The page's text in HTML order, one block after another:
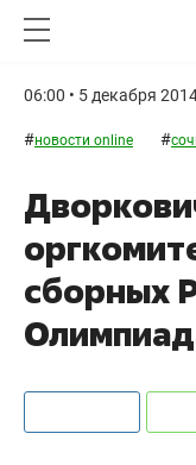
06:00 • 5 декабря
#новости online #
сборных